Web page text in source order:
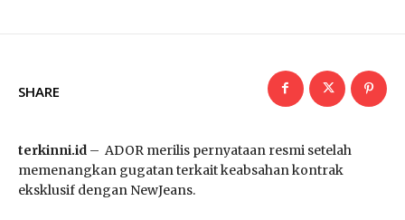
SHARE
terkinni.id – ADOR merilis pernyataan resmi setelah
memenangkan gugatan terkait keabsahan kontrak
eksklusif dengan NewJeans.